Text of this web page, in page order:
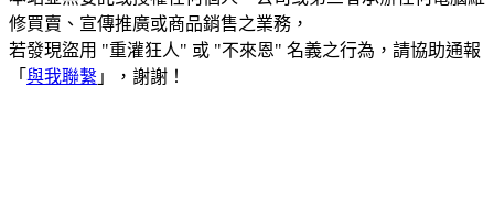
修買賣、宣傳推廣或商品銷售之業務，
若發現盜用 "重灌狂人" 或 "不來恩" 名義之行為，請協助通報
「 與我聯繫 」，謝謝！